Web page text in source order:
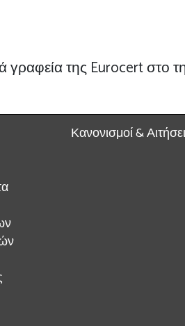
γραφεία της Eurocert στο
Κανονισμοί &